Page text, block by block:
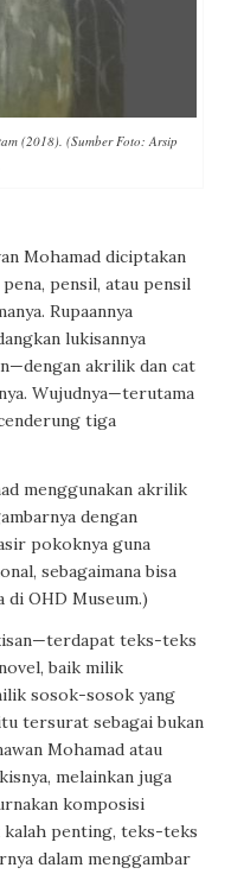
(2018). (Sumber Foto: Arsip
Mohamad diciptakan
pensil, atau pensil
Rupaannya
lukisannya
akrilik dan cat
Wujudnya—terutama
tiga
menggunakan akrilik
dengan
pokoknya guna
sebagaimana bisa
di OHD Museum.)
teks-teks
baik milik
sosok-sosok yang
tersurat sebagai bukan
Mohamad atau
melainkan juga
komposisi
kalah penting, teks-teks
dalam menggambar